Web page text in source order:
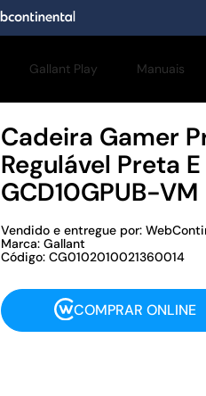
Gallant Play Manuais
Cadeira Gamer
Regulável Preta
GCD10GPUB-VM
Vendido e entregue por:
Marca: Gallant
Código: CG0102010021360014
COMPRAR ONLINE